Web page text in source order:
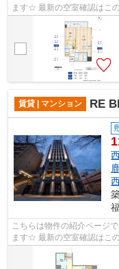
ます☆ 最新の空室確認はこ
す！迅速に対応致します！！
賃貸 | マンション RE
こちらは物件の紹介ページ
ます☆ 最新の空室確認はこ